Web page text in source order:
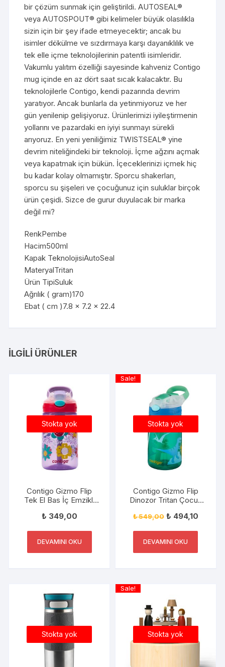
bir çözüm sunmak için geliştirildi. AUTOSEAL®
veya AUTOSPOUT® gibi kelimeler büyük olasılıkla
sizin için bir şey ifade etmeyecektir; ancak bu
isimler dökülme ve sızdırmaya karşı dayanıklılık ve
tek elle içme teknolojilerinin patentli isimleridir.
Vakumlu yalıtım özelliği sayesinde kahveniz Contigo
mug içinde en az dört saat sıcak kalacaktır. Bu
teknolojilerle Contigo, kendi pazarında devrim
yaratıyor. Ancak bunlarla da yetinmiyoruz ve her
gün yenilenip gelişiyoruz. Ürünlerimizi iyileştirmenin
yollarını ve pazardaki en iyiyi sunmayı sürekli
arıyoruz. En yeni yeniliğimiz TWISTSEAL® yine
devrim niteliğindeki bir teknoloji. İçme ağzını açmak
veya kapatmak için bükün. İçeceklerinizi içmek hiç
bu kadar kolay olmamıştır. Sporcu shakerları,
sporcu su şişeleri ve çocuğunuz için suluklar birçok
ürün çeşidi. Sizce de gurur duyulacak bir marka
değil mi?
RenkPembe
Hacim500ml
Kapak TeknolojisiAutoSeal
MateryalTritan
Ürün TipiSuluk
Ağrılık ( gram)170
Ebat ( cm )7.8 x 7.2 x 22.4
İLGILI ÜRÜNLER
Stokta yok
Contigo Gizmo Flip
Tek El Bas İç Emzikli
420ml
₺ 349,00
DEVAMINI OKU
Stokta yok
Sale!
Contigo Gizmo Flip
Dinozor Tritan Çocuk
₺549,00 ₺ 494,10
DEVAMINI OKU
Stokta yok Stokta yok
Sale!